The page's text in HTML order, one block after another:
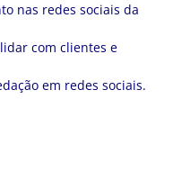
nas redes sociais da
com clientes e
em redes sociais.